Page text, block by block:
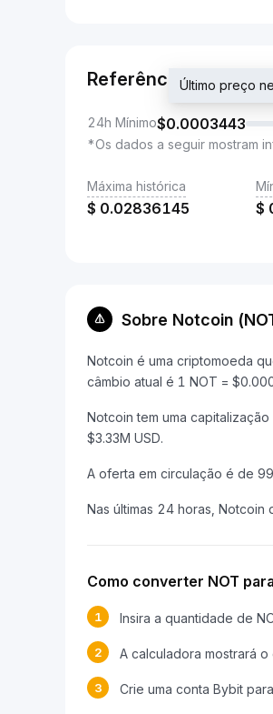
Referência
24h Mínimo$0.0003443
Último preço
*Os dados a seguir mostram
Máxima histórica
$ 0.02836145 $
Sobre Notcoin
Notcoin é uma criptomoeda
câmbio atual é 1 NOT =
Notcoin tem uma
$3.33M USD.
A oferta em circulação é de
Nas últimas 24 horas, Notcoin
Como converter NOT
1 Insira a quantidade de
2 A calculadora mostrará
3 Crie uma conta Bybit